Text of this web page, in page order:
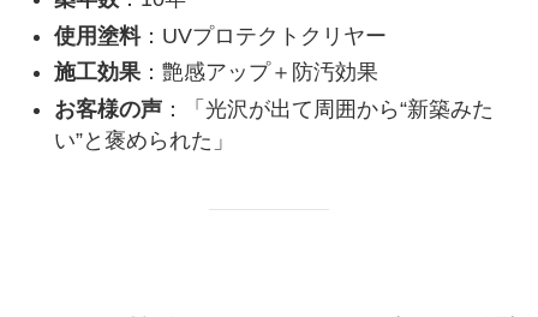
使用塗料：UVプロテクトクリヤー
施工効果：艶感アップ＋防汚効果
お客様の声：「光沢が出て周囲から“新築みた
い”と褒められた」